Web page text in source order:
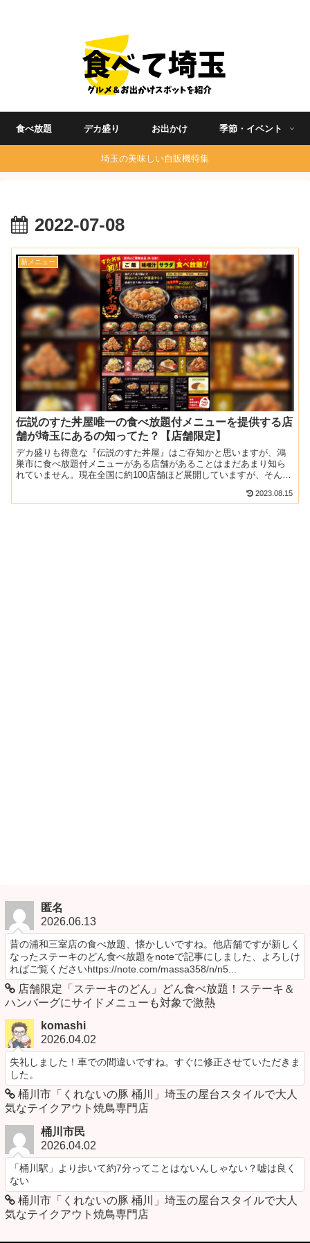
食べ放題 デカ盛り お出かけ 季節・イベント
埼玉の美味しい自販機特集
2022-07-08
新メニュー
伝説のすた丼屋唯一の食べ放題付メニューを提供する店
舗が埼玉にあるの知ってた？【店舗限定】
デカ盛りも得意な『伝説のすた丼屋』はご存知かと思いますが、鴻
巣市に食べ放題付メニューがある店舗があることはまだあまり知ら
れていません。現在全国に約100店舗ほど展開していますが、そんな
2023.08.15
匿名
2026.06.13
昔の浦和三室店の食べ放題、懐かしいですね。他店舗ですが新しく
なったステーキのどん食べ放題をnoteで記事にしました、よろしけ
ればご覧くださいhttps://note.com/massa358/n/n5...
店舗限定「ステーキのどん」どん食べ放題！ステーキ＆
ハンバーグにサイドメニューも対象で激熱
komashi
2026.04.02
失礼しました！車での間違いですね。すぐに修正させていただきま
した。
桶川市「くれないの豚 桶川」埼玉の屋台スタイルで大人
気なテイクアウト焼鳥専門店
桶川市民
2026.04.02
「桶川駅」より歩いて約7分ってことはないんしゃない？嘘は良く
ない
桶川市「くれないの豚 桶川」埼玉の屋台スタイルで大人
気なテイクアウト焼鳥専門店